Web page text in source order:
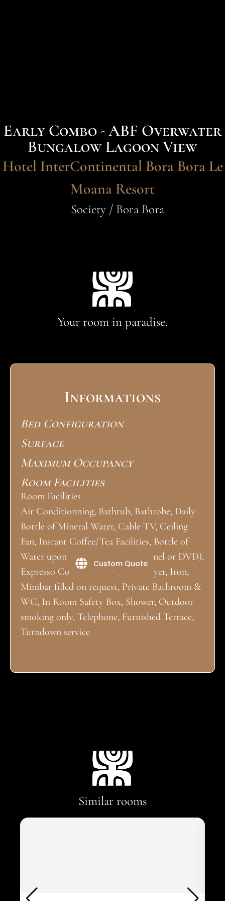
Early Combo - ABF Overwater
Bungalow Lagoon View
Hotel InterContinental Bora Bora Le
Moana Resort
Society / Bora Bora
Your room in paradise.
Informations
Bed Configuration
Surface
Maximum Occupancy
Room Facilities
Room Facilities
Air Conditionning, Bathtub, Bathrobe, Daily
Bottle of Mineral Water, Cable TV, Ceiling
Fan, Instant Coffee/Tea Facilities, Bottle of
Water upon arrival, Movies (Channel or DVD),
Expresso Coffee machine, Hair Dryer, Iron,
Minibar filled on request, Private Bathroom &
WC, In Room Safety Box, Shower, Outdoor
smoking only, Telephone, Furnished Terrace,
Turndown service
Similar rooms
Custom Quote